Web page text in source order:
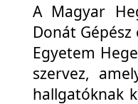
A Magyar
Donát
Egyetem
szervez,
hallgatóknak